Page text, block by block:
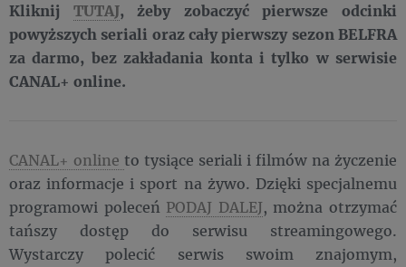
Kliknij TUTAJ, żeby zobaczyć pierwsze odcinki
powyższych seriali oraz cały pierwszy sezon BELFRA
za darmo, bez zakładania konta i tylko w serwisie
CANAL+ online.
CANAL+ online to tysiące seriali i filmów na życzenie
oraz informacje i sport na żywo. Dzięki specjalnemu
programowi poleceń PODAJ DALEJ, można otrzymać
tańszy dostęp do serwisu streamingowego.
Wystarczy polecić serwis swoim znajomym,